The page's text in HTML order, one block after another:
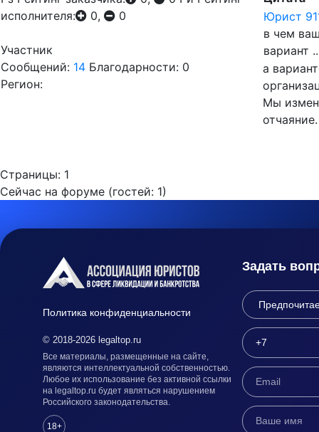
исполнителя:
0, 0
Участник
Сообщений: 14 Благодарности: 0
Регион:
Юрист
в чем
вариант
а
Мы
отчаяние.
Страницы: 1
Сейчас на форуме (гостей: 1)
Политика конфиденциальности
© 2018-2026 legaltop.ru
Все материалы, размещенные на сайте,
являются интеллектуальной собственностью.
Любое их использование без активной ссылки
на legaltop.ru будет являться нарушением
Российского законодательства.
18+
Задать